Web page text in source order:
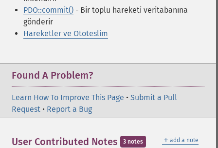
PDO::commit() - Bir toplu hareketi veritabanına
gönderir
Hareketler ve Ototeslim
Found A Problem?
Learn How To Improve This Page • Submit a Pull
Request • Report a Bug
＋ add a note
User Contributed Notes 3 notes